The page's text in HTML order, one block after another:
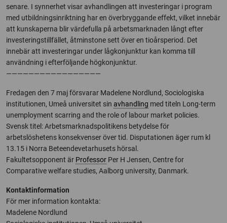
senare. I synnerhet visar avhandlingen att investeringar i program
med utbildningsinriktning har en överbryggande effekt, vilket innebär
att kunskaperna blir värdefulla på arbetsmarknaden långt efter
investeringstillfället, åtminstone sett över en tioårsperiod. Det
innebär att investeringar under lågkonjunktur kan komma till
användning i efterföljande högkonjunktur.
—————————————————
Fredagen den 7 maj försvarar Madelene Nordlund, Sociologiska
institutionen, Umeå universitet sin avhandling med titeln Long-term
unemployment scarring and the role of labour market policies.
Svensk titel: Arbetsmarknadspolitikens betydelse för
arbetslöshetens konsekvenser över tid. Disputationen äger rum kl
13.15 i Norra Beteendevetarhusets hörsal.
Fakultetsopponent är Professor Per H Jensen, Centre for
Comparative welfare studies, Aalborg university, Danmark.
Kontaktinformation
För mer information kontakta:
Madelene Nordlund